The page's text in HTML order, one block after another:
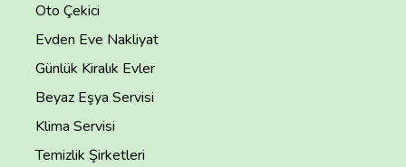
Oto Çekici
Evden Eve Nakliyat
Günlük Kiralık Evler
Beyaz Eşya Servisi
Klima Servisi
Temizlik Şirketleri